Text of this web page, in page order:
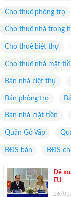
Cho thuê phòng trọ
Cho thuê nhà trong
Cho thuê biệt thự
Cho thuê nhà mặt
Bán nhà biệt thự
Bán phòng trọ
Bán nhà mặt tiền
Quận Gò Vấp
BĐS bán BĐS
Đề
EU
26/